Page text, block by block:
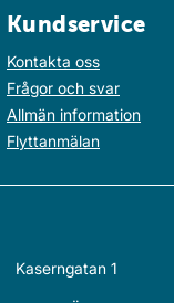
Kundservice
Kontakta oss
Frågor och svar
Allmän information
Flyttanmälan
Kaserngatan 1